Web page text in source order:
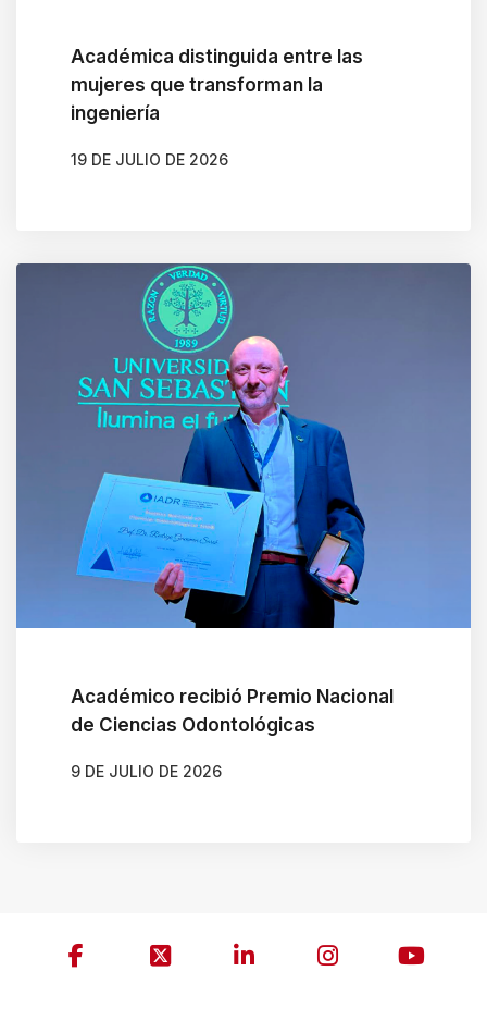
Académica distinguida entre las
mujeres que transforman la
ingeniería
19 DE JULIO DE 2026
Académico recibió Premio Nacional
de Ciencias Odontológicas
9 DE JULIO DE 2026